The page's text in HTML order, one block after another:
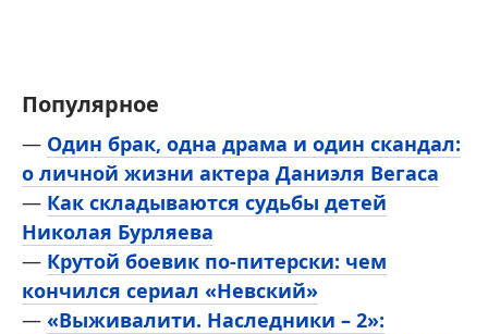
Популярное
— Один брак, одна драма и один скандал:
о личной жизни актера Даниэля Вегаса
— Как складываются судьбы детей
Николая Бурляева
— Крутой боевик по-питерски: чем
кончился сериал «Невский»
— «Выживалити. Наследники – 2»: